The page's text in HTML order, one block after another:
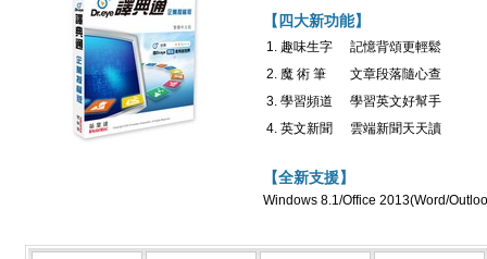
【四大新功能】
1. 趣味生字
記憶背頌更輕鬆
2. 魔 術 筆
文章段落隨心查
3. 學習頻道
學習英文好幫手
4. 英文新聞
雲端新聞天天讀
【全新支援】
Windows 8.1/Office 2013(Word/